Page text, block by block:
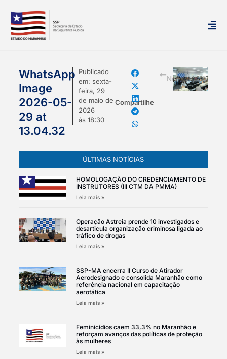
Publicado
em: sexta-
feira, 29
de maio de
2026
às 18:30
Compartilhe
WhatsApp
Image
2026-05-
29 at
13.04.32
mais
Notícias
ÚLTIMAS NOTÍCIAS
HOMOLOGAÇÃO DO CREDENCIAMENTO DE
INSTRUTORES (III CTM DA PMMA)
Leia mais »
Operação Astreia prende 10 investigados e
desarticula organização criminosa ligada ao
tráfico de drogas
Leia mais »
SSP-MA encerra II Curso de Atirador
Aerodesignado e consolida Maranhão como
referência nacional em capacitação
aerotática
Leia mais »
Feminicídios caem 33,3% no Maranhão e
reforçam avanços das políticas de proteção
às mulheres
Leia mais »